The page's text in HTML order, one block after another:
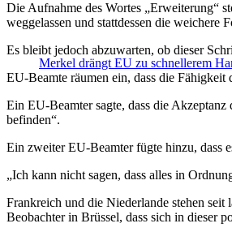
Die Aufnahme des Wortes „Erweiterung“
weggelassen und stattdessen die weichere
Merkel drängt EU zu schnellerem
Es bleibt jedoch abzuwarten, ob dieser
EU-Beamte räumen ein, dass die
Ein EU-Beamter sagte, dass die
befinden“.
Ein zweiter EU-Beamter fügte hinzu, dass
„Ich kann nicht sagen, dass alles in
Frankreich und die Niederlande stehen seit
Beobachter in Brüssel, dass sich in dieser